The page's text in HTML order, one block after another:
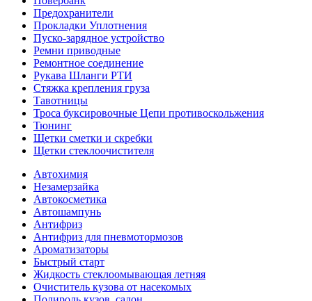
Предохранители
Прокладки Уплотнения
Пуско-зарядное устройство
Ремни приводные
Ремонтное соединение
Рукава Шланги РТИ
Стяжка крепления груза
Тавотницы
Троса буксировочные Цепи противоскольжения
Тюнинг
Щетки сметки и скребки
Щетки стеклоочистителя
Автохимия
Незамерзайка
Автокосметика
Автошампунь
Антифриз
Антифриз для пневмотормозов
Ароматизаторы
Быстрый старт
Жидкость стеклоомывающая летняя
Очиститель кузова от насекомых